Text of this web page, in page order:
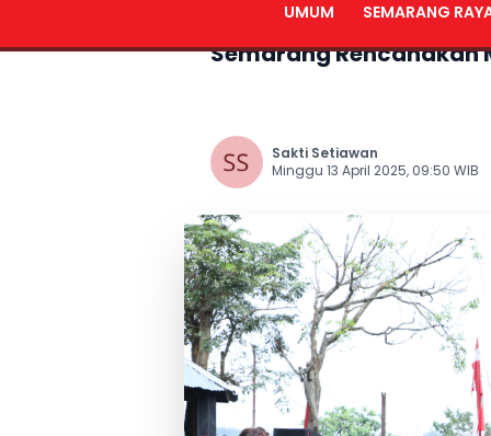
UMUM SEMARANG
Gandeng Pokdarwis
Semarang
Sakti Setiawan
Minggu 13 April 2025, 09:50 WIB